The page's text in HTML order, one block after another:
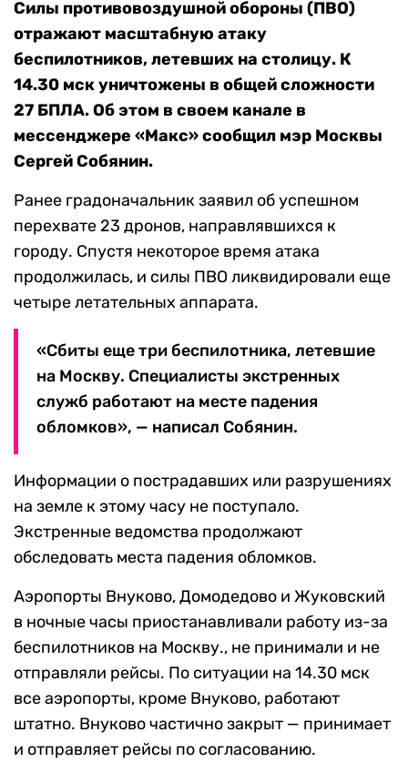
Силы противовоздушной обороны (ПВО)
отражают масштабную атаку
беспилотников, летевших на столицу. К
14.30 мск уничтожены в общей сложности
27 БПЛА. Об этом в своем канале в
мессенджере «Макс» сообщил мэр Москвы
Сергей Собянин.
Ранее градоначальник заявил об успешном
перехвате 23 дронов, направлявшихся к
городу. Спустя некоторое время атака
продолжилась, и силы ПВО ликвидировали еще
четыре летательных аппарата.
«Сбиты еще три беспилотника, летевшие
на Москву. Специалисты экстренных
служб работают на месте падения
обломков», — написал Собянин.
Информации о пострадавших или разрушениях
на земле к этому часу не поступало.
Экстренные ведомства продолжают
обследовать места падения обломков.
Аэропорты Внуково, Домодедово и Жуковский
в ночные часы приостанавливали работу из-за
беспилотников на Москву., не принимали и не
отправляли рейсы. По ситуации на 14.30 мск
все аэропорты, кроме Внуково, работают
штатно. Внуково частично закрыт — принимает
и отправляет рейсы по согласованию.